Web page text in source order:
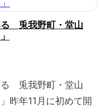
る 兎我野町・堂山
る 兎我野町・堂山
昨年11月に初めて開